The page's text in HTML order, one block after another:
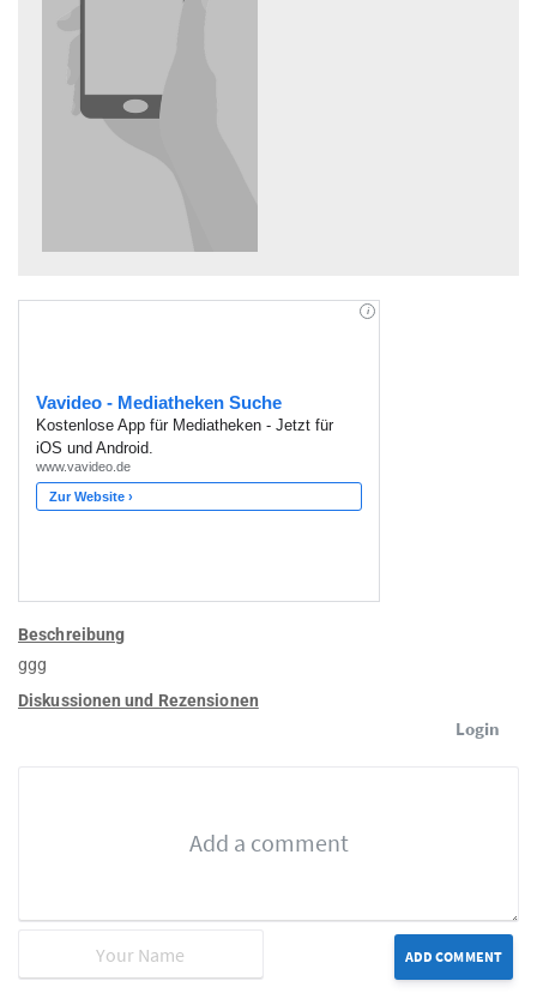
Beschreibung
ggg
Diskussionen und Rezensionen
Login
ADD COMMENT